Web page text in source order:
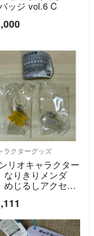
ッジ vol.6 C
ラクターグッズ
リオキャラクター
りきりメンダ
めじるしアクセサ
ナモロール バ
イ ガチャ